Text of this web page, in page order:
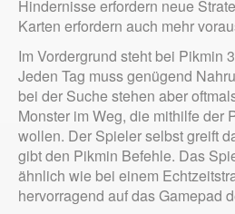
Hindernisse erfordern neue
Karten erfordern auch mehr
Im Vordergrund steht bei Pikmin
Jeden Tag muss genügend
bei der Suche stehen aber
Monster im Weg, die mithilfe der
wollen. Der Spieler selbst greift
gibt den Pikmin Befehle. Das
ähnlich wie bei einem
hervorragend auf das Gamepad